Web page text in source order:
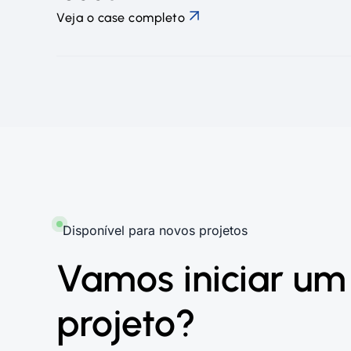
Veja o case completo
Disponível para novos projetos
Vamos iniciar um
projeto?